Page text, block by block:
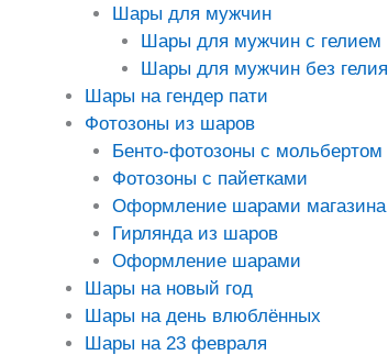
Шары для мужчин
Шары для мужчин с гелием
Шары для мужчин без гелия
Шары на гендер пати
Фотозоны из шаров
Бенто-фотозоны с мольбертом
Фотозоны с пайетками
Оформление шарами магазина
Гирлянда из шаров
Оформление шарами
Шары на новый год
Шары на день влюблённых
Шары на 23 февраля